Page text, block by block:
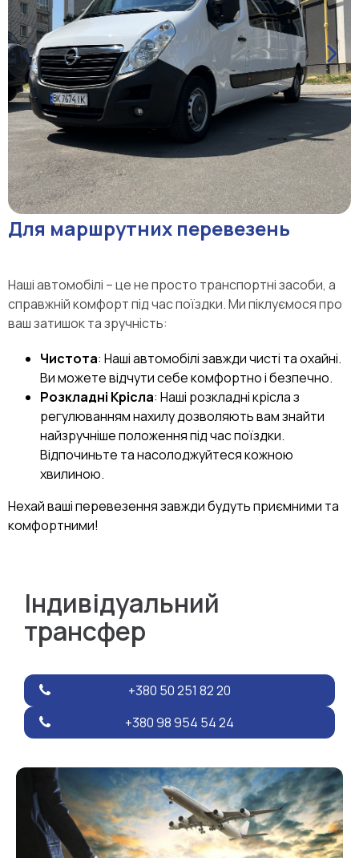
Для маршрутних перевезень
Наші автомобілі – це не просто транспортні засоби, а
справжній комфорт під час поїздки. Ми піклуємося про
ваш затишок та зручність:
Чистота: Наші автомобілі завжди чисті та охайні.
Ви можете відчути себе комфортно і безпечно.
Розкладні Крісла: Наші розкладні крісла з
регулюванням нахилу дозволяють вам знайти
найзручніше положення під час поїздки.
Відпочиньте та насолоджуйтеся кожною
хвилиною.
Нехай ваші перевезення завжди будуть приємними та
комфортними!
Індивідуальний
трансфер
+380 50 251 82 20
+380 98 954 54 24